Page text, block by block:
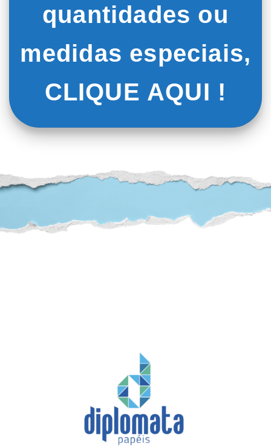
quantidades ou
medidas especiais,
CLIQUE AQUI !